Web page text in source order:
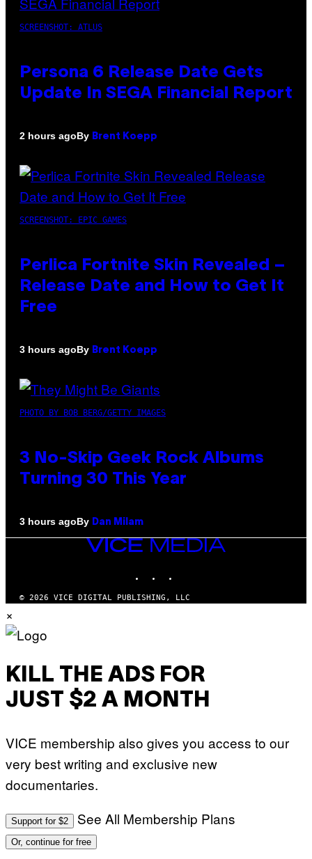
SCREENSHOT: ATLUS
Persona 6 Release Date Gets
Update In SEGA Financial Report
2 hours agoBy Brent Koepp
SCREENSHOT: EPIC GAMES
Perlica Fortnite Skin Revealed –
Release Date and How to Get It
Free
3 hours agoBy Brent Koepp
PHOTO BY BOB BERG/GETTY IMAGES
3 No-Skip Geek Rock Albums
Turning 30 This Year
3 hours agoBy Dan Milam
VICE
MEDIA
© 2026 VICE DIGITAL PUBLISHING, LLC
×
KILL THE ADS FOR
JUST $2 A MONTH
VICE membership also gives you access to our
very best writing and exclusive new
documentaries.
Support for $2 See All Membership Plans
Or, continue for free